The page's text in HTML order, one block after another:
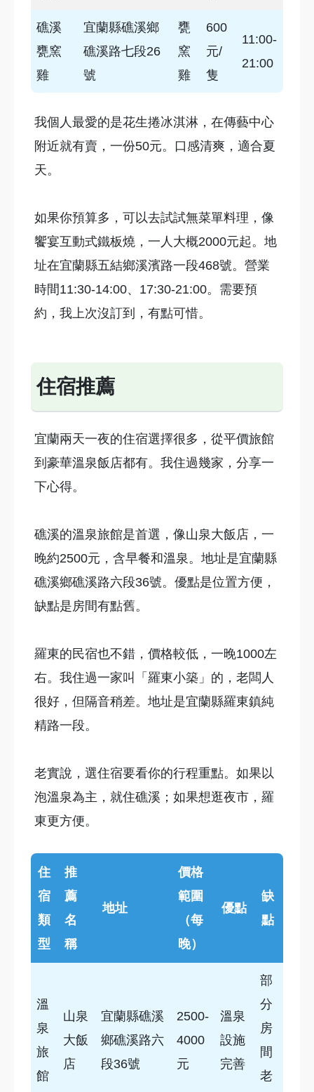
礁溪
甕窯
雞
宜蘭縣礁溪鄉
礁溪路七段26
號
甕
窯
雞
600
元/
隻
11:00-
21:00
我個人最愛的是花生捲冰淇淋，在傳藝中心
附近就有賣，一份50元。口感清爽，適合夏
天。
如果你預算多，可以去試試無菜單料理，像
饗宴互動式鐵板燒，一人大概2000元起。地
址在宜蘭縣五結鄉溪濱路一段468號。營業
時間11:30-14:00、17:30-21:00。需要預
約，我上次沒訂到，有點可惜。
住宿推薦
宜蘭兩天一夜的住宿選擇很多，從平價旅館
到豪華溫泉飯店都有。我住過幾家，分享一
下心得。
礁溪的溫泉旅館是首選，像山泉大飯店，一
晚約2500元，含早餐和溫泉。地址是宜蘭縣
礁溪鄉礁溪路六段36號。優點是位置方便，
缺點是房間有點舊。
羅東的民宿也不錯，價格較低，一晚1000左
右。我住過一家叫「羅東小築」的，老闆人
很好，但隔音稍差。地址是宜蘭縣羅東鎮純
精路一段。
老實說，選住宿要看你的行程重點。如果以
泡溫泉為主，就住礁溪；如果想逛夜市，羅
東更方便。
住
宿
類
型
推
薦
名
稱
地址
價格
範圍
（每
晚）
優點
缺
點
溫
泉
旅
館
山泉
大飯
店
宜蘭縣礁溪
鄉礁溪路六
段36號
2500-
4000
元
溫泉
設施
完善
部
分
房
間
老